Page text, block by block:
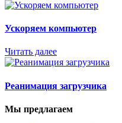
Ускоряем компьютер
Читать далее
Реанимация загрузчика
Мы предлагаем